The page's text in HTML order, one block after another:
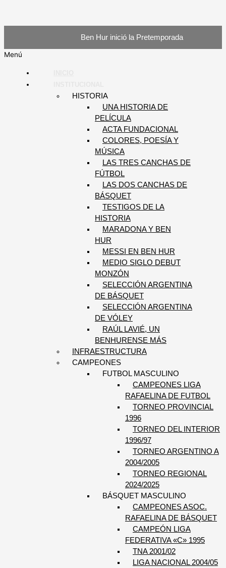
Ben Hur inició la Pretemporada
Menú
HISTORIA
UNA HISTORIA DE
PELÍCULA
ACTA FUNDACIONAL
COLORES, POESÍA Y
MÚSICA
LAS TRES CANCHAS DE
FÚTBOL
LAS DOS CANCHAS DE
BÁSQUET
TESTIGOS DE LA
HISTORIA
MARADONA Y BEN
HUR
MESSI EN BEN HUR
MEDIO SIGLO DEBUT
MONZÓN
SELECCIÓN ARGENTINA
DE BÁSQUET
SELECCIÓN ARGENTINA
DE VÓLEY
RAÚL LAVIÉ, UN
BENHURENSE MÁS
INFRAESTRUCTURA
CAMPEONES
FUTBOL MASCULINO
CAMPEONES LIGA
RAFAELINA DE FUTBOL
TORNEO PROVINCIAL
1996
TORNEO DEL INTERIOR
1996/97
TORNEO ARGENTINO A
2004/2005
TORNEO REGIONAL
2024/2025
BÁSQUET MASCULINO
CAMPEONES ASOC.
RAFAELINA DE BÁSQUET
CAMPEÓN LIGA
FEDERATIVA «C» 1995
TNA 2001/02
LIGA NACIONAL 2004/05